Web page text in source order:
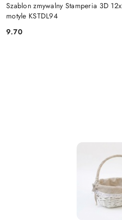
Szablon zmywalny Stamperia 3D
motyle KSTDL94
Cena:
9.70